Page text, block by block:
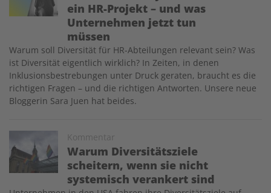
ein HR-Projekt – und was
Unternehmen jetzt tun
müssen
Warum soll Diversität für HR-Abteilungen relevant sein? Was
ist Diversität eigentlich wirklich? In Zeiten, in denen
Inklusionsbestrebungen unter Druck geraten, braucht es die
richtigen Fragen – und die richtigen Antworten. Unsere neue
Bloggerin Sara Juen hat beides.
Kommentar
Warum Diversitätsziele
scheitern, wenn sie nicht
systemisch verankert sind